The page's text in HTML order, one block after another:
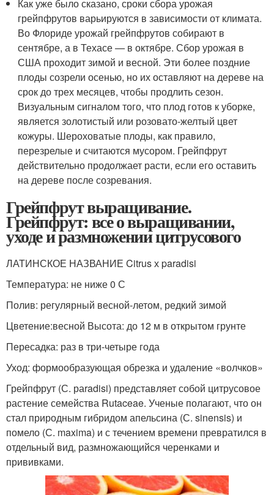
Как уже было сказано, сроки сбора урожая
грейпфрутов варьируются в зависимости от климата.
Во Флориде урожай грейпфрутов собирают в
сентябре, а в Техасе — в октябре. Сбор урожая в
США проходит зимой и весной. Эти более поздние
плоды созрели осенью, но их оставляют на дереве на
срок до трех месяцев, чтобы продлить сезон.
Визуальным сигналом того, что плод готов к уборке,
является золотистый или розовато-желтый цвет
кожуры. Шероховатые плоды, как правило,
перезрелые и считаются мусором. Грейпфрут
действительно продолжает расти, если его оставить
на дереве после созревания.
Грейпфрут выращивание.
Грейпфрут: все о выращивании,
уходе и размножении цитрусового
ЛАТИНСКОЕ НАЗВАНИЕ Citrus х paradisi
Температура: не ниже 0 С
Полив: регулярный весной-летом, редкий зимой
Цветение:весной Высота: до 12 м в открытом грунте
Пересадка: раз в три-четыре года
Уход: формообразующая обрезка и удаление «волчков»
Грейпфрут (С. раradisi) представляет собой цитрусовое
растение семейства Rutaceae. Ученые полагают, что он
стал природным гибридом апельсина (С. sinensis) и
помело (С. maxima) и с течением времени превратился в
отдельный вид, размножающийся черенками и
прививками.